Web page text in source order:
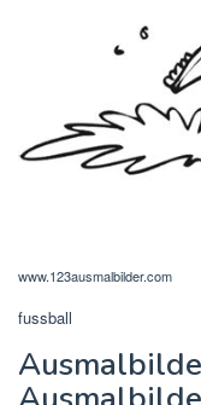
www.123ausmalbilder.com
fussball